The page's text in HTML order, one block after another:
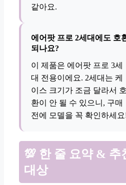
같아요.
에어팟 프로 2세대에도 호
되나요?
이 제품은 에어팟 프로 3세
대 전용이에요. 2세대는 케
이스 크기가 조금 달라서 호
환이 안 될 수 있으니, 구매
전에 모델을 꼭 확인하세
💯 한 줄 요약 & 추
대상